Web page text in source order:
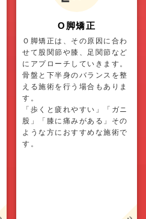
O脚矯正
Ｏ脚矯正は、その原因に合わ
せて股関節や膝、足関節など
にアプローチしていきます。
骨盤と下半身のバランスを整
える施術を行う場合もありま
す。
「歩くと疲れやすい」「ガニ
股」「膝に痛みがある」その
ような方におすすめな施術で
す。